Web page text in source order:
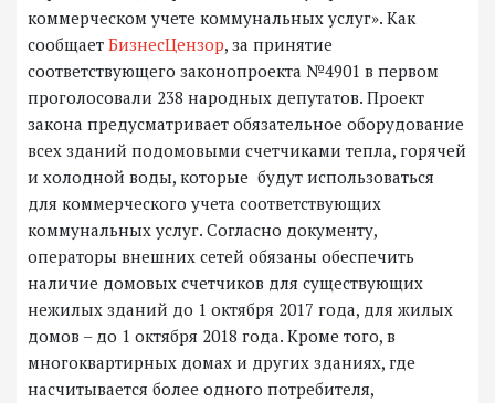
коммерческом учете коммунальных услуг». Как
сообщает БизнесЦензор, за принятие
соответствующего законопроекта №4901 в первом
проголосовали 238 народных депутатов. Проект
закона предусматривает обязательное оборудование
всех зданий подомовыми счетчиками тепла, горячей
и холодной воды, которые будут использоваться
для коммерческого учета соответствующих
коммунальных услуг. Согласно документу,
операторы внешних сетей обязаны обеспечить
наличие домовых счетчиков для существующих
нежилых зданий до 1 октября 2017 года, для жилых
домов – до 1 октября 2018 года. Кроме того, в
многоквартирных домах и других зданиях, где
насчитывается более одного потребителя,